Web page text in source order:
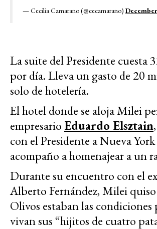
— Cecilia Camarano (@cecamarano)
La suite del Presidente cuesta
por día. Lleva un gasto de 20
solo de hotelería.
El hotel donde se aloja Milei
empresario Eduardo Elsztain
con el Presidente a Nueva
acompaño a homenajear a un
Durante su encuentro con el
Alberto Fernández, Milei quiso
Olivos estaban las condiciones
vivan sus “hijitos de cuatro